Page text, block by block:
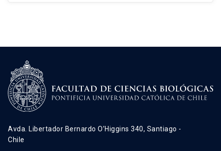
Avda. Libertador Bernardo O’Higgins 340, Santiago -
Chile